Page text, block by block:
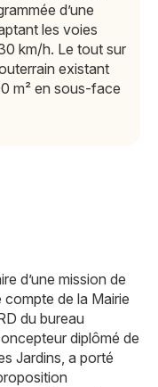
d’une
les voies
km/h. Le tout sur
existant
m² en sous-face
d’une mission de
de la Mairie
du bureau
diplômé de
Jardins, a porté